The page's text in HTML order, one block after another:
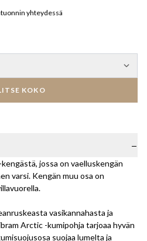
yhteydessä
KOKO
jossa on vaelluskengän
varsi. Kengän muu osa on
vasikannahasta ja
Arctic -kumipohja tarjoaa hyvän
suojaa lumelta ja